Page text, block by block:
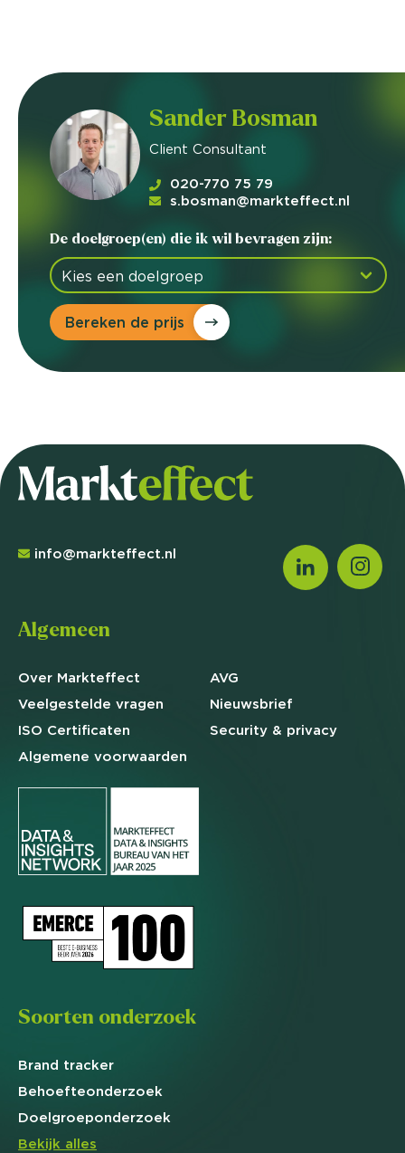
Sander Bosman
Client Consultant
020-770 75 79
s.bosman@markteffect.nl
De doelgroep(en) die ik wil bevragen zijn:
Bereken de prijs
info@markteffect.nl
Algemeen
Over Markteffect
Veelgestelde vragen
ISO Certificaten
Algemene voorwaarden
AVG
Nieuwsbrief
Security & privacy
Soorten onderzoek
Brand tracker
Behoefteonderzoek
Doelgroeponderzoek
Bekijk alles